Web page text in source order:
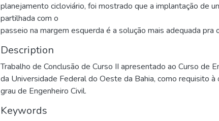
planejamento cicloviário, foi mostrado que a implantação de
partilhada com o
passeio na margem esquerda é a solução mais adequada pra
Description
Trabalho de Conclusão de Curso II apresentado ao Curso de
da Universidade Federal do Oeste da Bahia, como requisito à
grau de Engenheiro Civil.
Keywords